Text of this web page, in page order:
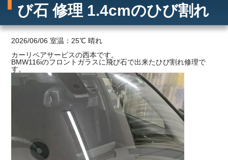
メリット
ご利用の流れ
価格
び石 修理 1.4cmのひび割れ
2026/06/06 室温：25℃ 晴れ
カーリペアサービスの西本です。
BMW116iのフロントガラスに飛び石で出来たひび割れ修理で
す。